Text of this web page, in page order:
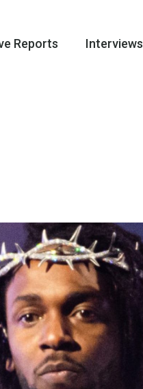
Reports Interviews